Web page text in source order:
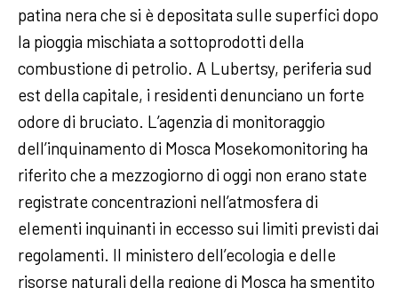
patina nera che si è depositata sulle superfici dopo
la pioggia mischiata a sottoprodotti della
combustione di petrolio. A Lubertsy, periferia sud
est della capitale, i residenti denunciano un forte
odore di bruciato. L’agenzia di monitoraggio
dell’inquinamento di Mosca Mosekomonitoring ha
riferito che a mezzogiorno di oggi non erano state
registrate concentrazioni nell’atmosfera di
elementi inquinanti in eccesso sui limiti previsti dai
regolamenti. Il ministero dell’ecologia e delle
risorse naturali della regione di Mosca ha smentito